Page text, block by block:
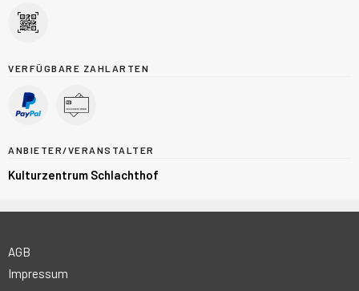
VERFÜGBARE ZAHLARTEN
ANBIETER/VERANSTALTER
Kulturzentrum Schlachthof
AGB
Impressum